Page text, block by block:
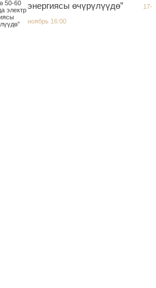
энергиясы өчүрүлүүдө”
17-
ноябрь 16:00